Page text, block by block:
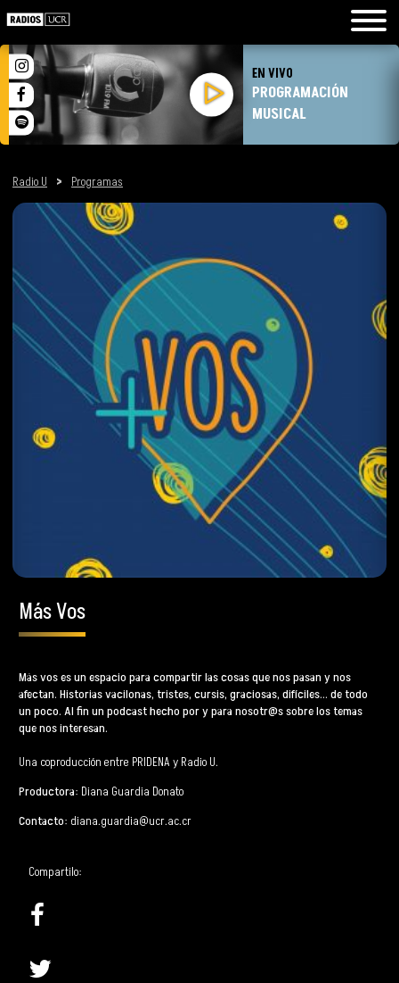
EN VIVO
PROGRAMACIÓN
MUSICAL
Radio U > Programas
Más Vos
Más vos es un espacio para compartir las cosas que nos pasan y nos
afectan. Historias vacilonas, tristes, cursis, graciosas, difíciles… de todo
un poco. Al fin un podcast hecho por y para nosotr@s sobre los temas
que nos interesan.
Una coproducción entre PRIDENA y Radio U.
Productora: Diana Guardia Donato
Contacto: diana.guardia@ucr.ac.cr
Compartilo: